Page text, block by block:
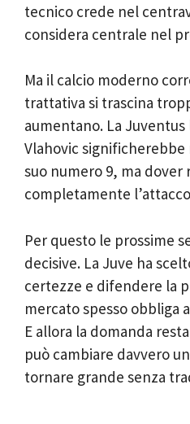
tecnico crede nel
considera centrale nel
Ma il calcio moderno
trattativa si trascina
aumentano. La
Vlahovic
suo numero 9, ma dover
completamente
Per questo le prossime
decisive. La Juve ha
certezze e difendere la
mercato spesso obbliga
E allora la domanda
può cambiare davvero
tornare grande senza